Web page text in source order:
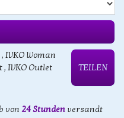
, IVKO Woman
, IVKO Outlet
TEILEN
von 24 Stunden versandt